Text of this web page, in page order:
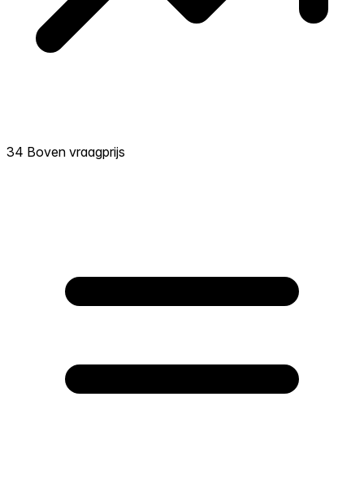
34 Boven vraagprijs